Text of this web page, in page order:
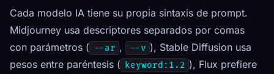
Cada modelo IA tiene su propia sintaxis de prompt.
Midjourney usa descriptores separados por comas
con parámetros (
--ar , --v ), Stable Diffusion usa
pesos entre paréntesis (
keyword:1.2 ), Flux prefiere